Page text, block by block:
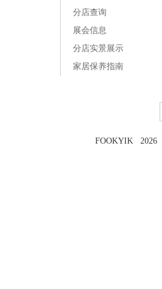
分店查询
展会信息
分店实景展示
家居保养指南
FOOKYIK 2026